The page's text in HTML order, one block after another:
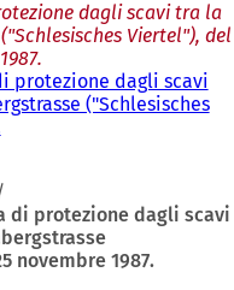
dagli scavi tra la
Viertel"), del
protezione dagli scavi
("Schlesisches
di protezione dagli scavi
novembre 1987.